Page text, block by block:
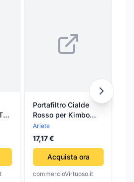
Portafiltro Cialde
Rosso per Kimbo
Rossa 1364
Ariete
17,17 €
Acquista ora
commercioVirtuoso.it